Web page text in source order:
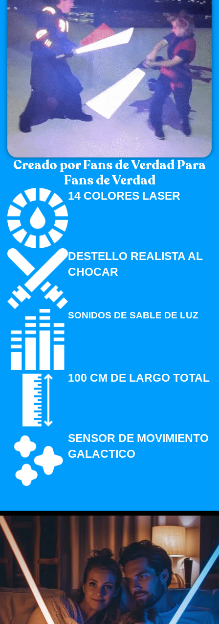
Creado por Fans de Verdad Para
Fans de Verdad
14 COLORES LASER
DESTELLO REALISTA AL
CHOCAR
SONIDOS DE SABLE DE LUZ
100 CM DE LARGO TOTAL
SENSOR DE MOVIMIENTO
GALACTICO